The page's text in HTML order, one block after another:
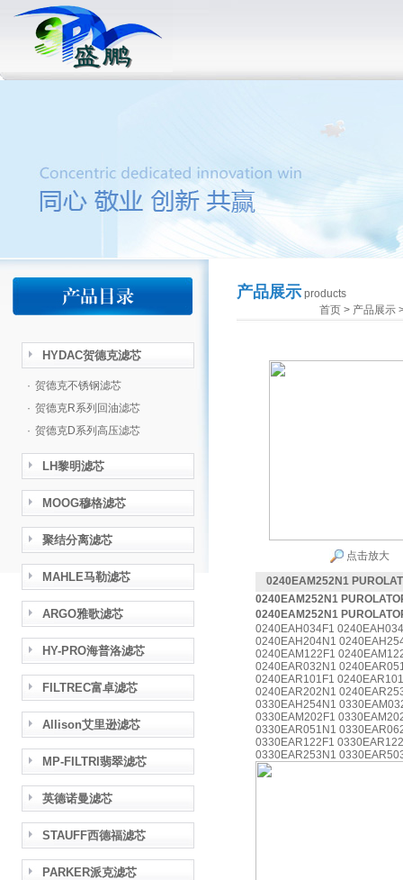
HYDAC贺德克滤芯
· 贺德克不锈钢滤芯
· 贺德克R系列回油滤芯
· 贺德克D系列高压滤芯
LH黎明滤芯
MOOG穆格滤芯
聚结分离滤芯
MAHLE马勒滤芯
ARGO雅歌滤芯
HY-PRO海普洛滤芯
FILTREC富卓滤芯
Allison艾里逊滤芯
MP-FILTRI翡翠滤芯
英德诺曼滤芯
STAUFF西德福滤芯
PARKER派克滤芯
产品展示products
首页> 产品展示
点击放大
0240EAM252N1
0240EAM252N1
0240EAM252N1
0240EAH034F1
0240EAH204N1
0240EAM122F1
0240EAR032N1
0240EAR101F1
0240EAR202N1
0330EAH254N1
0330EAM202F1
0330EAR051N1
0330EAR122F1
0330EAR253N1